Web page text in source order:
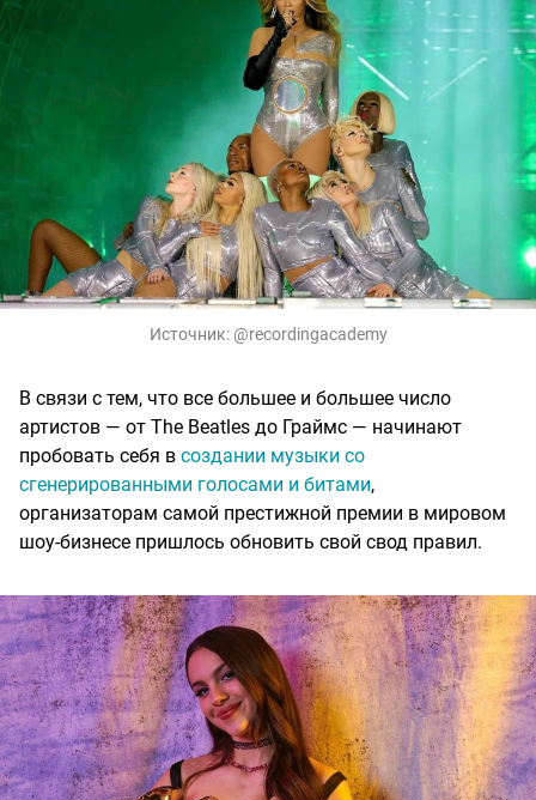
Источник: @recordingacademy
В связи с тем, что все большее и большее число
артистов — от The Beatles до Граймс — начинают
пробовать себя в создании музыки со
сгенерированными голосами и битами,
организаторам самой престижной премии в мировом
шоу-бизнесе пришлось обновить свой свод правил.